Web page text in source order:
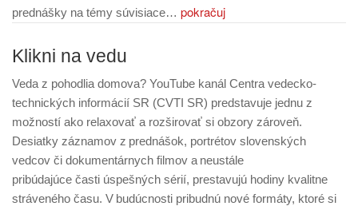
prednášky na témy súvisiace… pokračuj
Klikni na vedu
Veda z pohodlia domova? YouTube kanál Centra vedecko-
technických informácií SR (CVTI SR) predstavuje jednu z
možností ako relaxovať a rozširovať si obzory zároveň.
Desiatky záznamov z prednášok, portrétov slovenských
vedcov či dokumentárnych filmov a neustále
pribúdajúce časti úspešných sérií, prestavujú hodiny kvalitne
stráveného času. V budúcnosti pribudnú nové formáty, ktoré si